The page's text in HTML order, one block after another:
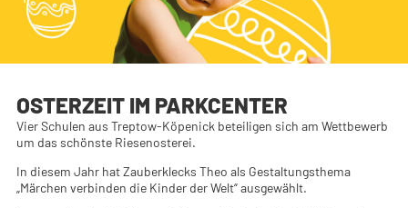
OSTERZEIT IM PARKCENTER
Vier Schulen aus Treptow-Köpenick beteiligen sich am Wettbewerb
um das schönste Riesenosterei.
In diesem Jahr hat Zauberklecks Theo als Gestaltungsthema
„Märchen verbinden die Kinder der Welt“ ausgewählt.